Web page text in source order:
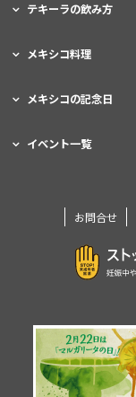
テキーラの飲み方
メキシコ料理
メキシコの記念日
イベント一覧
お問合せ